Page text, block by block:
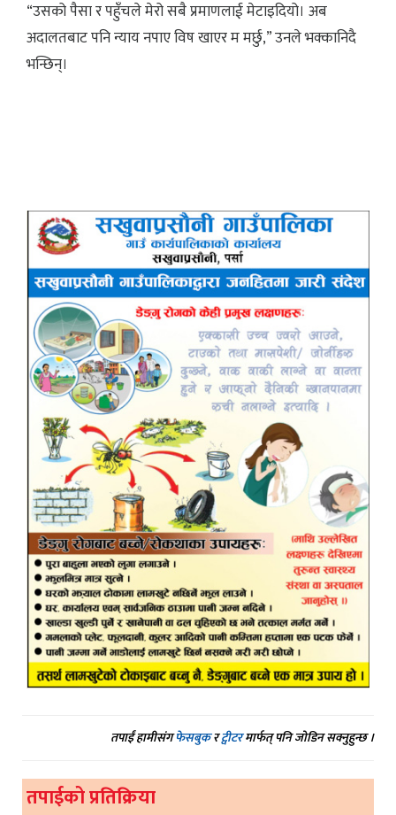
“उसको पैसा र पहुँचले मेरो सबै प्रमाणलाई मेटाइदियो। अब
अदालतबाट पनि न्याय नपाए विष खाएर म मर्छु,” उनले भक्कानिदै
भन्छिन्।
तपाईं हामीसंगफेसबुकरट्वीटरमार्फत् पनि जोडिन सक्नुहुन्छ ।
तपाईको प्रतिक्रिया